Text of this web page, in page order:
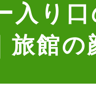
入り
旅館の